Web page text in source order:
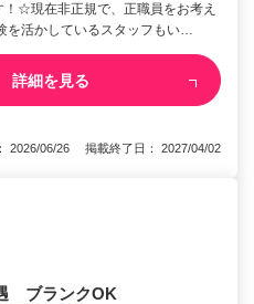
☆現在非正規で、正職員をお考え
を活かしているスタッフもい…
詳細を見る
2026/06/26 掲載終了日： 2027/04/02
ブランクOK